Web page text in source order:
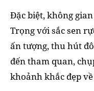
Đặc biệt, không
Trọng với sắc sen
ấn tượng, thu hút
đến tham quan,
khoảnh khắc đẹp